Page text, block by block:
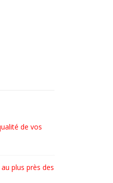
– Précurseurs
PLV en édition